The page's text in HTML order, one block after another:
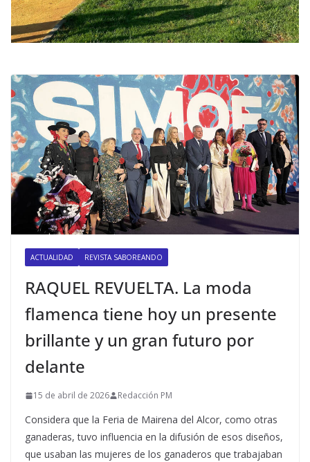
ACTUALIDAD REVISTA SABOREANDO
RAQUEL REVUELTA. La moda
flamenca tiene hoy un presente
brillante y un gran futuro por
delante
15 de abril de 2026 Redacción PM
Considera que la Feria de Mairena del Alcor, como otras
ganaderas, tuvo influencia en la difusión de esos diseños,
que usaban las mujeres de los ganaderos que trabajaban